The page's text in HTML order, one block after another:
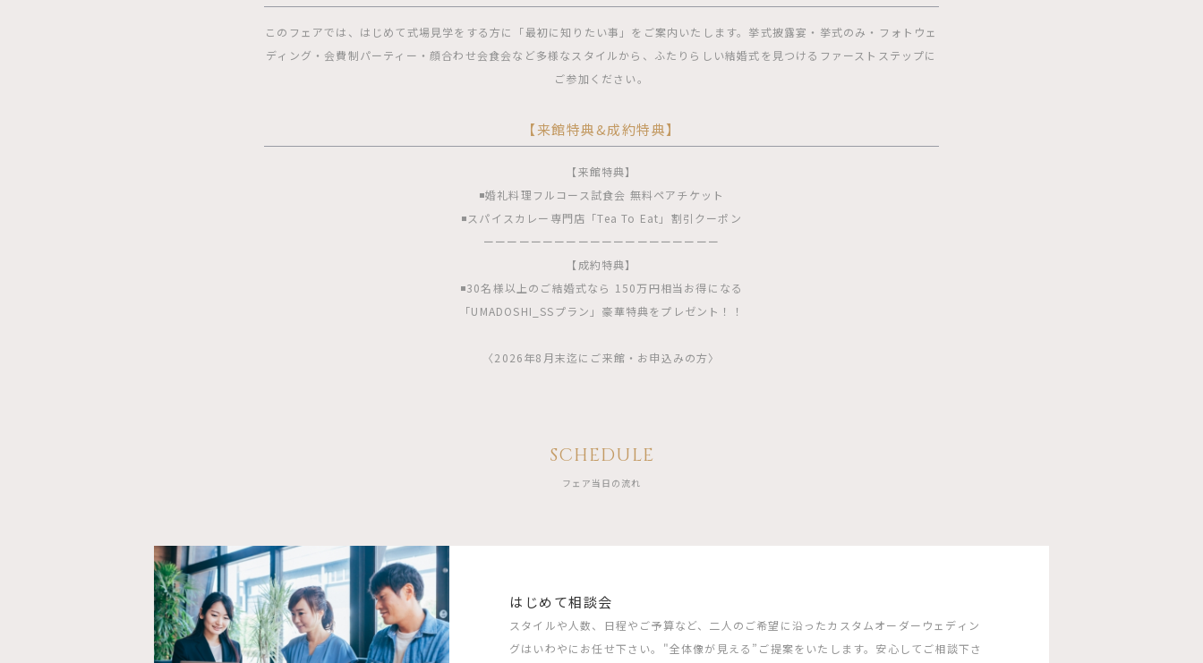
このフェアでは、はじめて式場見学をする方に「最初に知りたい事」をご案内いたします。挙式披露宴・挙式のみ・フォトウェ
ディング・会費制パーティー・顔合わせ会食会など多様なスタイルから、ふたりらしい結婚式を見つけるファーストステップに
ご参加ください。
【来館特典&成約特典】
【来館特典】
◾️婚礼料理フルコース試食会 無料ペアチケット
◾️スパイスカレー専門店「Tea To Eat」割引クーポン
ーーーーーーーーーーーーーーーーーーーー
【成約特典】
◾️30名様以上のご結婚式なら 150万円相当お得になる
「UMADOSHI_SSプラン」豪華特典をプレゼント！！
〈2026年8月末迄にご来館・お申込みの方〉
SCHEDULE
フェア当日の流れ
はじめて相談会
スタイルや人数、日程やご予算など、二人のご希望に沿ったカスタムオーダーウェディン
グはいわやにお任せ下さい。"全体像が見える”ご提案をいたします。安心してご相談下さ